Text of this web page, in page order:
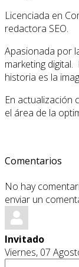
Licenciada en
redactora SEO.
Apasionada por
marketing
historia es la
En actualización
el área de la
Comentarios
No hay
enviar un
Invitado
Viernes, 07